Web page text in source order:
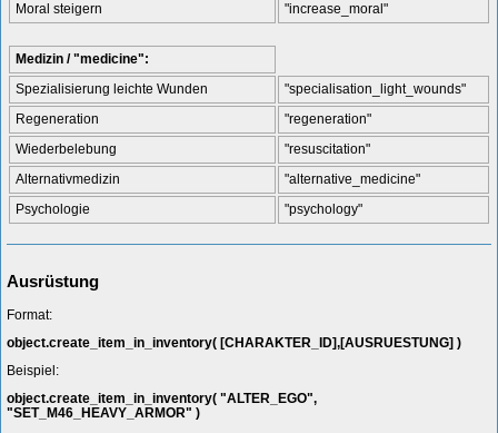
Moral steigern
"increase_moral"
Medizin / "medicine":
Spezialisierung leichte Wunden
"specialisation_light_wounds"
Regeneration
"regeneration"
Wiederbelebung
"resuscitation"
Alternativmedizin
"alternative_medicine"
Psychologie
"psychology"
Ausrüstung
Format:
object.create_item_in_inventory( [CHARAKTER_ID],[AUSRUESTUNG] )
Beispiel:
object.create_item_in_inventory( "ALTER_EGO",
"SET_M46_HEAVY_ARMOR" )